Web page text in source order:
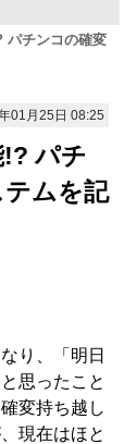
パチンコの確変
01月25日 08:25
パチ
ムを記
り、「明日
思ったこと
変持ち越し
現在はほと